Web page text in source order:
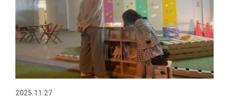
2025.11.27